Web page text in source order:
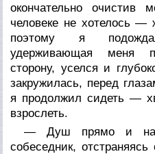
окончательно очистив
человеке не хотелось —
поэтому я
удерживающая меня
сторону, уселся и
закружилась, перед
я продолжил сидеть —
взрослеть.
— Душ прямо и
собеседник,